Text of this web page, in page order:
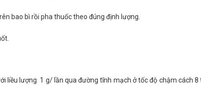
bao bì rồi pha thuốc theo đúng định lượng.
liều lượng 1 g/ lần qua đường tĩnh mạch ở tốc độ chậm cách 8